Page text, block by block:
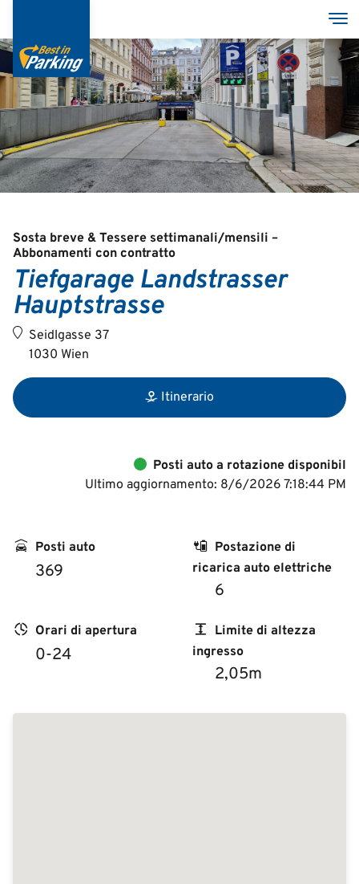
contenuto
principale
Services
Garages
Group
Deutsch
English
Sosta breve & Tessere settimanali/mensili –
Abbonamenti con contratto
Tiefgarage Landstrasser
Hauptstrasse
Seidlgasse 37
1030 Wien
Itinerario
Posti auto a rotazione disponibil
Ultimo aggiornamento: 8/6/2026 7:18:44 PM
Posti auto
369
Postazione di
ricarica auto elettriche
6
Orari di apertura
0-24
Limite di altezza
ingresso
2,05m